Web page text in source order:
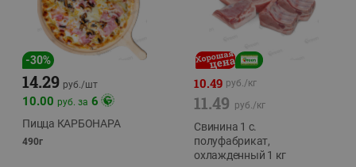
-30%
14.29 руб./шт
10.00 руб. за 6
Пицца КАРБОНАРА
490г
10.49 руб./кг
11.49 руб./кг
Свинина 1 с.
полуфабрикат,
охлажденный 1 кг